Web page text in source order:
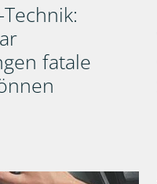
fatale